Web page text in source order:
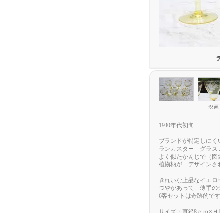
※画
1930年代初旬
ブランドが特定しにく
ランカスター グラ
よく似たかんじで（図
植物柄が デザインさ
きれいな上品なイエロ
つやがあって 薄手の
6客セットは奇跡的で
サイズ：直径8ｃｍ×Ｈ